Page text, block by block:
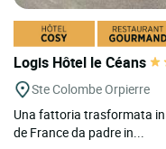
Logis Hôtel le Céans
Ste Colombe Orpierre
Una fattoria trasformata
de France da padre in...